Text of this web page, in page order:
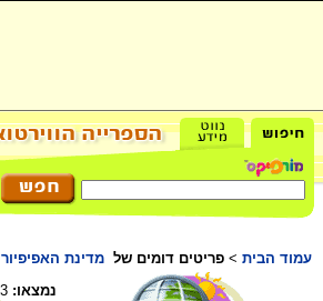
עמוד הבית > פריטים דומים של מדינת האפיפיור
נמצאו: